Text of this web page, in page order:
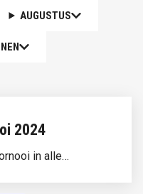
AUGUSTUS
2024
in alle